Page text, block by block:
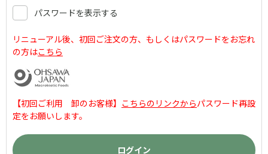
パスワードを表示する
リニューアル後、初回ご注文の方、もしくはパスワードをお忘れ
の方はこちら
【初回ご利用 卸のお客様】 こちらのリンクからパスワード再設
定をお願いします。